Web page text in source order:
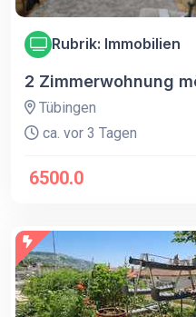
Rubrik: Immobilien
2 Zimmerwohnung
Tübingen
ca. vor 3 Tagen
6500.0